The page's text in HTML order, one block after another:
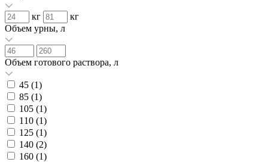
кг
кг
Объем урны, л
Объем готового раствора, л
45 (1)
85 (1)
105 (1)
110 (1)
125 (1)
140 (2)
160 (1)